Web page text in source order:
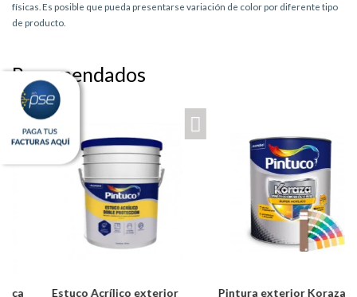
físicas. Es posible que pueda presentarse variación de color por diferente tipo
de producto.
Recomendados
Estuco Acrílico exterior
Pintura exterior Koraza